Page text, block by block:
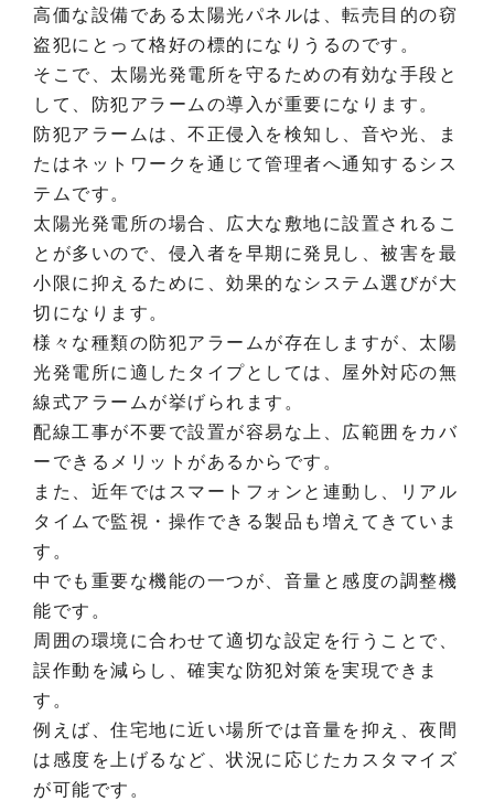
高価な設備である太陽光パネルは、転売目的の窃
盗犯にとって格好の標的になりうるのです。
そこで、太陽光発電所を守るための有効な手段と
して、防犯アラームの導入が重要になります。
防犯アラームは、不正侵入を検知し、音や光、ま
たはネットワークを通じて管理者へ通知するシス
テムです。
太陽光発電所の場合、広大な敷地に設置されるこ
とが多いので、侵入者を早期に発見し、被害を最
小限に抑えるために、効果的なシステム選びが大
切になります。
様々な種類の防犯アラームが存在しますが、太陽
光発電所に適したタイプとしては、屋外対応の無
線式アラームが挙げられます。
配線工事が不要で設置が容易な上、広範囲をカバ
ーできるメリットがあるからです。
また、近年ではスマートフォンと連動し、リアル
タイムで監視・操作できる製品も増えてきていま
す。
中でも重要な機能の一つが、音量と感度の調整機
能です。
周囲の環境に合わせて適切な設定を行うことで、
誤作動を減らし、確実な防犯対策を実現できま
す。
例えば、住宅地に近い場所では音量を抑え、夜間
は感度を上げるなど、状況に応じたカスタマイズ
が可能です。